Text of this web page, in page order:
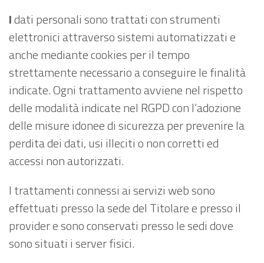
Idati personali sono trattati con strumenti
elettronici attraverso sistemi automatizzati e
anche mediante cookies per il tempo
strettamente necessario a conseguire le finalità
indicate. Ogni trattamento avviene nel rispetto
delle modalità indicate nel RGPD con l’adozione
delle misure idonee di sicurezza per prevenire la
perdita dei dati, usi illeciti o non corretti ed
accessi non autorizzati.
I trattamenti connessi ai servizi web sono
effettuati presso la sede del Titolare e presso il
provider e sono conservati presso le sedi dove
sono situati i server fisici.